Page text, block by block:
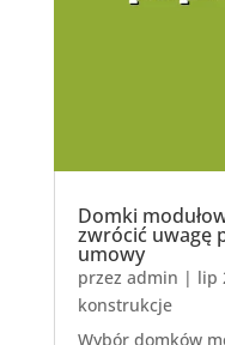
Domki
zwrócić uwagę
umowy
przez admin | lip
konstrukcje
Wybór domków